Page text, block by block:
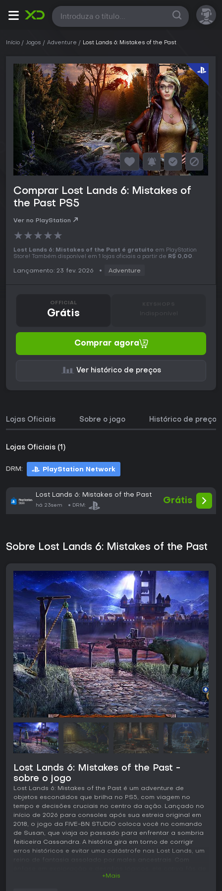
Todas
Início Jogos Adventure Lost Lands 6: Mistakes of the Past
Comprar Lost Lands 6: Mistakes of
the Past PS5
Ver no PlayStation
★★★★★
Lost Lands 6: Mistakes of the Past é gratuito em PlayStation
Store! Também disponível em 1 lojas oficiais a partir de R$ 0,00.
Lançamento: 23 fev. 2026 Adventure
OFFICIAL
Grátis Indisponível
Comprar agora
Ver histórico de preços
Lojas Oficiais Sobre o jogo Histórico de preços
Lojas Oficiais (1)
DRM: PlayStation Network
Lost Lands 6: Mistakes of the Past
há 23sem DRM:
Grátis
Sobre Lost Lands 6: Mistakes of the Past
Lost Lands 6: Mistakes of the Past -
sobre o jogo
Lost Lands 6: Mistakes of the Past é um adventure de
objetos escondidos que brilha no PS5, com viagem no
tempo e decisões cruciais no centro da ação. Lançado no
início de 2026 para consoles após sua estreia original em
2018, o jogo da FIVE-BN STUDIO coloca você no comando
de Susan, que viaja ao passado para enfrentar a sombria
feiticeira Cassandra. A história gira em torno de corrigir
erros históricos e evitar uma catástrofe nas Lost Lands, um
reino de fantasia assolado por males ancestrais. Com
aventuras narrativas misturando mistério e fantasia.
+Mais